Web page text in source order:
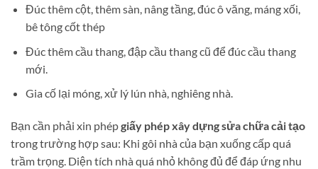
Đúc thêm cột, thêm sàn, nâng tầng, đúc ô văng, máng xối,
bê tông cốt thép
Đúc thêm cầu thang, đập cầu thang cũ để đúc cầu thang
mới.
Gia cố lại móng, xử lý lún nhà, nghiêng nhà.
Bạn cần phải xin phépgiấy phép xây dựng sửa chữa cải tạo
trong trường hợp sau: Khi gôi nhà của bạn xuống cấp quá
trầm trọng. Diện tích nhà quá nhỏ không đủ để đáp ứng nhu